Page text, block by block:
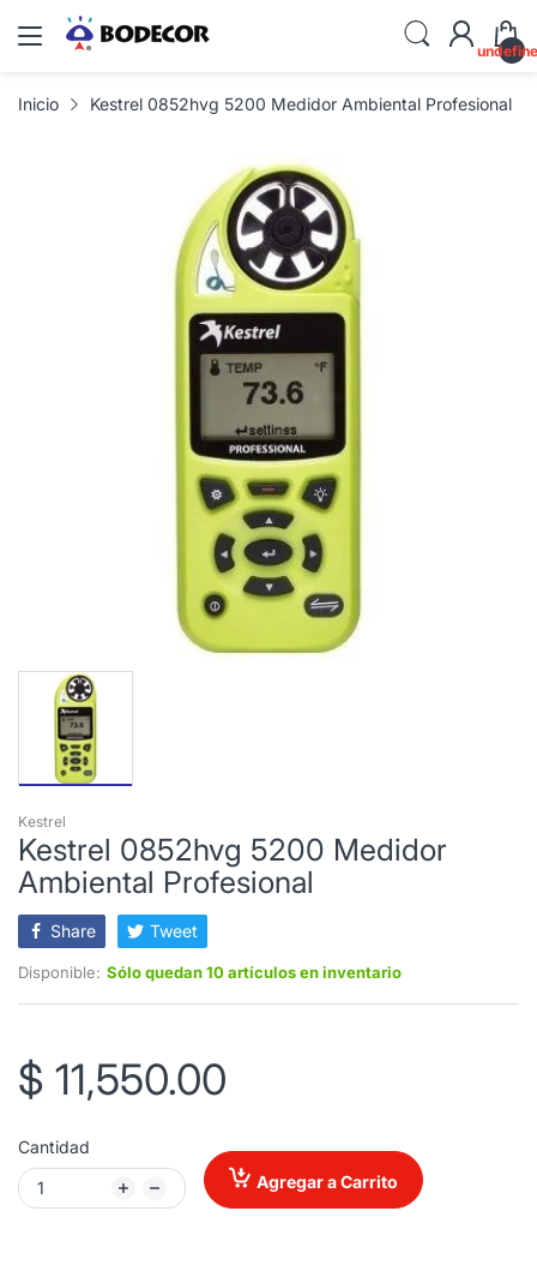
Inicio Kestrel 0852hvg 5200 Medidor Ambiental Profesional
Kestrel
Kestrel 0852hvg 5200 Medidor
Ambiental Profesional
Share Tweet
Disponible: Sólo quedan 10 artículos en inventario
$ 11,550.00
Cantidad
Agregar a Carrito